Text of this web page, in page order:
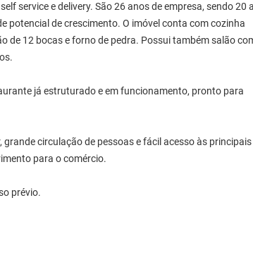
service e delivery. São 26 anos de empresa, sendo 20
potencial de crescimento. O imóvel conta com cozinha
de 12 bocas e forno de pedra. Possui também salão
já estruturado e em funcionamento, pronto para
circulação de pessoas e fácil acesso às
para o comércio.
prévio.